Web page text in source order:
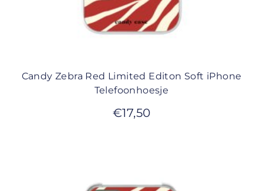
Candy Zebra Red Limited Editon Soft iPhone
Telefoonhoesje
€17,50